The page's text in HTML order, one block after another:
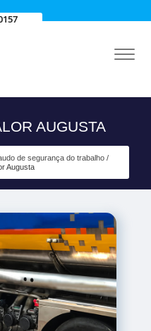
AUGUSTA
de segurança do trabalho
Augusta